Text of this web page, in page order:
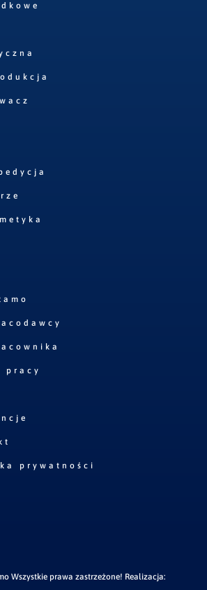
pracy
prywatności
Wszystkie prawa zastrzeżone! Realizacja: